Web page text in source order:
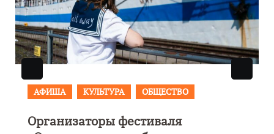
АФИША
В Калининграде пройдет